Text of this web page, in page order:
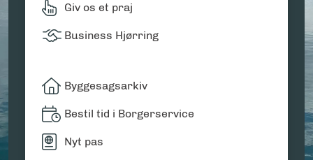
Giv os et praj
Business Hjørring
Byggesagsarkiv
Bestil tid i Borgerservice
Nyt pas